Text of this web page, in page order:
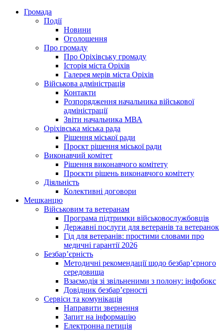
Громада
Події
Новини
Оголошення
Про громаду
Про Оріхівську громаду
Історія міста Оріхів
Галерея мерів міста Оріхів
Військова адміністрація
Контакти
Розпорядження начальника військової
адміністрації
Звіти начальника МВА
Оріхівська міська рада
Рішення міської ради
Проєкт рішення міської ради
Виконавчий комітет
Рішення виконавчого комітету
Проєкти рішень виконавчого комітету
Діяльність
Колективні договори
Мешканцю
Військовим та ветеранам
Програма підтримки військовослужбовців
Державні послуги для ветеранів та ветеранок
Гід для ветеранів: простими словами про
медичні гарантії 2026
Безбар’єрність
Методичні рекомендації щодо безбар’єрного
середовища
Взаємодія зі звільненими з полону: інфобокс
Довідник безбар’єрності
Сервіси та комунікація
Направити звернення
Запит на інформацію
Електронна петиція